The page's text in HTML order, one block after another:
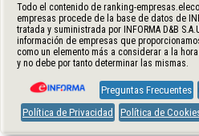
Todo el contenido de ranking-
empresas procede de la base de datos de
tratada y suministrada por INFORMA D&B
información de empresas que
como un elemento más a considerar a la
y no debe por tanto determinar las mismas.
Preguntas Frecuentes
Política de Privacidad
Política de